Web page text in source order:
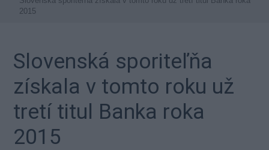
2015
Slovenská sporiteľňa
získala v tomto roku už
tretí titul Banka roka
2015